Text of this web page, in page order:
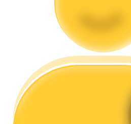
Estratégias de negociação
Aprenda como se manter lucrativo